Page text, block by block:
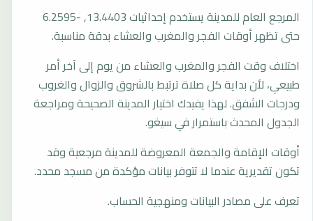
المرجع العام للمدينة يستخدم إحداثيات 13.4403, -6.2595
حتى تظهر أوقات الفجر والمغرب والعشاء بدقة مناسبة.
اختلاف وقت الفجر والمغرب والعشاء من يوم إلى آخر أمر
طبيعي، لأن بداية كل صلاة ترتبط بالشروق والزوال والغروب
ودرجات الشفق. لهذا يفيدك اختيار المدينة الصحيحة ومراجعة
الجدول المحدث باستمرار في سيغو.
أوقات الإقامة والجمعة المعروضة للمدينة مرجعية وقد
تكون تقديرية عندما لا تتوفر بيانات مؤكدة من مسجد محدد.
تعرف على مصادر البيانات ومنهجية الحساب.